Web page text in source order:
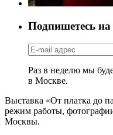
Подпишетесь
Раз в неделю мы
в Москве.
Выставка «От платка до
режим работы,
Москвы.